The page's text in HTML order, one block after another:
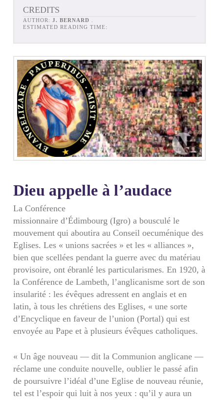
CREDITS
AUTHOR: J. BERNARD
ESTIMATED READING TIME:
Dieu appelle à l’audace
La Conférence
missionnaire d’Édimbourg (Igro) a bousculé le
mouvement qui aboutira au Conseil oecuménique des
Eglises. Les « unions sacrées » et les « alliances »,
bien que scellées pendant la guerre avec du matériau
provisoire, ont ébranlé les particularismes. En 1920, à
la Conférence de Lambeth, l’anglicanisme sort de son
insularité : les évêques adressent en anglais et en
latin, à tous les chrétiens des Eglises, « une sorte
d’Encyclique en faveur de l’union (Portal) qui est
envoyée au Pape et à plusieurs évêques catholiques.
« Un âge nouveau — dit la Communion anglicane —
réclame une conduite nouvelle, oublier le passé afin
de poursuivre l’idéal d’une Eglise de nouveau réunie,
tel est l’espoir qui luit à nos yeux : qu’il y aura un